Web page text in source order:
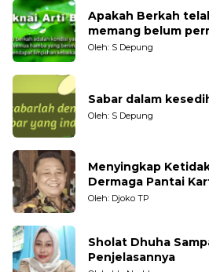
Apakah Berkah
memang belum
Oleh: S Depung
Sabar dalam
Oleh: S Depung
Menyingkap
Dermaga Pantai
Nelayan Tradisional
Oleh: Djoko TP
Sholat Dhuha
Penjelasannya